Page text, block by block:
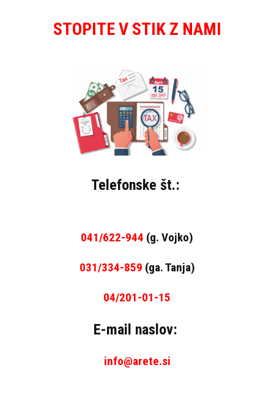
STOPITE V STIK Z NAMI
Telefonske št.:
041/622-944 (g. Vojko)
031/334-859 (ga. Tanja)
04/201-01-15
E-mail naslov:
info@arete.si